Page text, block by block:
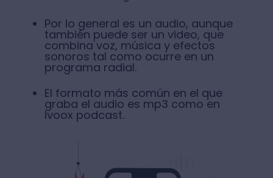
Por lo general es un audio, aunque
también puede ser un video, que
combina voz, música y efectos
sonoros tal como ocurre en un
programa radial.
El formato más común en el que
graba el audio es mp3 como en
Ivoox podcast.